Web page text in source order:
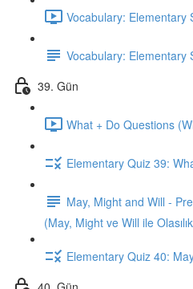
Vocabulary: Elementary
Vocabulary: Elementary
39. Gün
What + Do Questions
Elementary Quiz 39:
May, Might and Will -
(May, Might ve Will ile
Elementary Quiz 40: